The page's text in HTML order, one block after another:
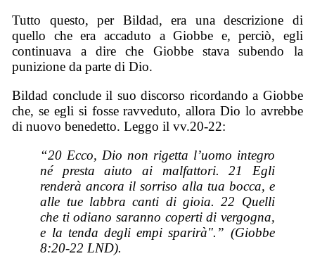
Tutto questo, per Bildad, era una descrizione di
quello che era accaduto a Giobbe e, perciò, egli
continuava a dire che Giobbe stava subendo la
punizione da parte di Dio.
Bildad conclude il suo discorso ricordando a Giobbe
che, se egli si fosse ravveduto, allora Dio lo avrebbe
di nuovo benedetto. Leggo il vv.20-22:
“20 Ecco, Dio non rigetta l’uomo integro
né presta aiuto ai malfattori. 21 Egli
renderà ancora il sorriso alla tua bocca, e
alle tue labbra canti di gioia. 22 Quelli
che ti odiano saranno coperti di vergogna,
e la tenda degli empi sparirà".” (Giobbe
8:20-22 LND).